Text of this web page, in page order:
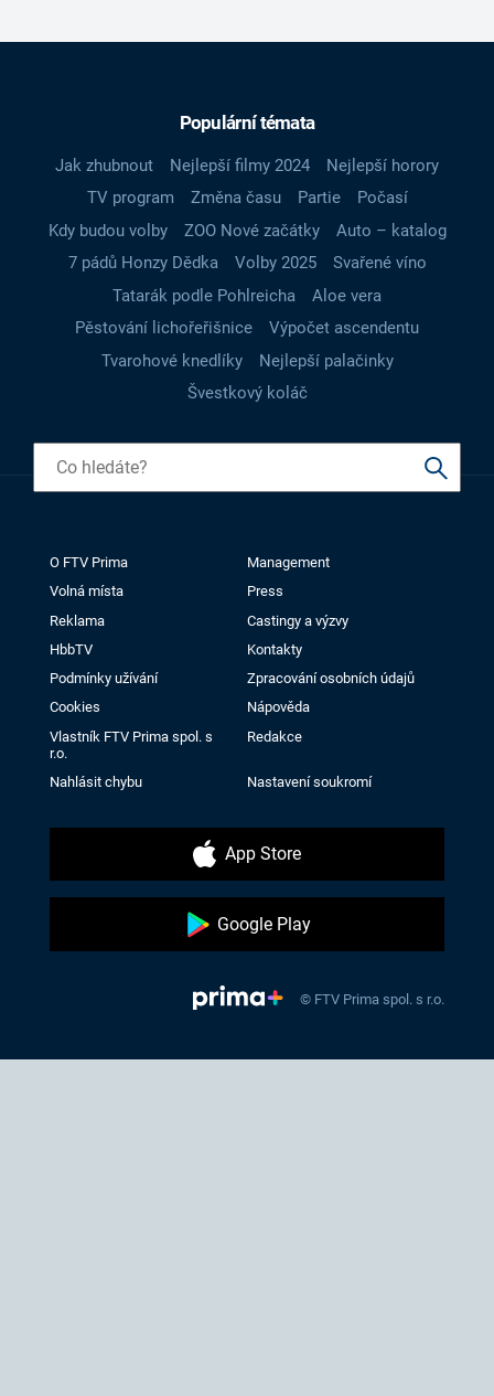
Populární témata
Jak zhubnout Nejlepší filmy 2024
Nejlepší horory
TV program
Změna času Partie
Počasí
Kdy budou volby
ZOO Nové začátky
Auto – katalog
7 pádů Honzy Dědka
Volby 2025
Svařené víno
Tatarák podle Pohlreicha
Aloe vera
Pěstování lichořeřišnice
Výpočet ascendentu
Tvarohové knedlíky
Nejlepší palačinky
Švestkový koláč
O FTV Prima
Management
Volná místa
Press
Reklama
Castingy a výzvy
HbbTV
Kontakty
Podmínky užívání
Zpracování osobních údajů
Cookies
Nápověda
Vlastník FTV Prima spol. s
r.o.
Redakce
Nahlásit chybu Nastavení soukromí
App Store
Google Play
© FTV Prima spol. s r.o.